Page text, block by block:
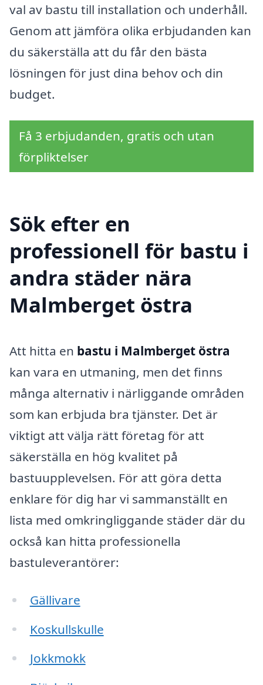
val av bastu till installation och underhåll.
Genom att jämföra olika erbjudanden kan
du säkerställa att du får den bästa
lösningen för just dina behov och din
budget.
Få 3 erbjudanden, gratis och utan
förpliktelser
Sök efter en
professionell för bastu i
andra städer nära
Malmberget östra
Att hitta en bastu i Malmberget östra
kan vara en utmaning, men det finns
många alternativ i närliggande områden
som kan erbjuda bra tjänster. Det är
viktigt att välja rätt företag för att
säkerställa en hög kvalitet på
bastuupplevelsen. För att göra detta
enklare för dig har vi sammanställt en
lista med omkringliggande städer där du
också kan hitta professionella
bastuleverantörer:
Gällivare
Koskullskulle
Jokkmokk